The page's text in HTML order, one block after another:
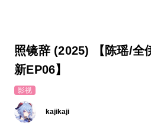
照镜辞 (2025) 【陈瑶/全
新EP06】
影视
kajikaji